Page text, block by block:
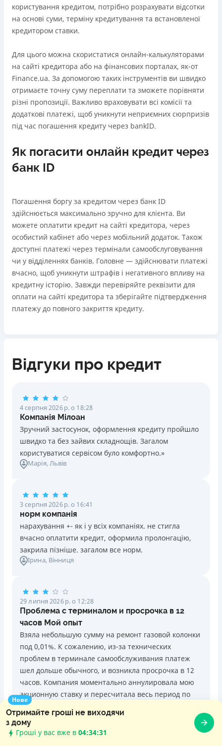
Нове
Отримайте гроші не виходячи
з дому
Гроші у вас вже в 04:34:32
користування кредитом, потрібно розрахувати відсотки
на основі суми, терміну кредитування та встановленої
кредитором ставки.
Для цього можна скористатися онлайн-калькуляторами
на сайті кредитора або на фінансових порталах, як-от
Finance.ua. За допомогою таких інструментів ви швидко
отримаєте точну суму переплати та зможете порівняти
різні пропозиції. Важливо враховувати всі комісії та
додаткові платежі, щоб уникнути неприємних сюрпризів
під час погашення кредиту через bankID.
Як погасити онлайн кредит через
банк ID
Погашення боргу за кредитом через банк ID
здійснюється максимально зручно для клієнта. Ви
можете оплатити кредит на сайті кредитора, через
особистий кабінет або через мобільний додаток. Також
доступні платежі через термінали самообслуговування
чи у відділеннях банків. Головне — здійснювати платежі
вчасно, щоб уникнути штрафів і негативного впливу на
кредитну історію. Завжди перевіряйте реквізити для
оплати на сайті кредитора та зберігайте підтвердження
платежу до повного закриття кредиту.
Відгуки про кредит
4 серпня 2026 р. о 18:28
Компанія Мілоан
Зручний застосунок, оформлення кредиту пройшло
швидко та без зайвих складнощів. Загалом
користуватися сервісом було комфортно.»
Марія, Львів
3 серпня 2026 р. о 16:41
норм компанія
нарахування +- як і у всіх компаніях. не стигла
вчасно оплатити кредит, оформила пролонгацію,
закрила пізніше. загалом все норм.
Ірина, Вінниця
29 липня 2026 р. о 12:28
Проблема с терминалом и просрочка в 12
часов Мой опыт
Взяла небольшую сумму на ремонт газовой колонки
под 0,01%. К сожалению, из-за технических
проблем в терминале самообслуживания платеж
шел дольше обычного, и возникла просрочка в 12
часов. Компания моментально аннулировала мою
акционную ставку и пересчитала весь период по
стандартному, очень высокому тарифу. Мои
объяснения и чек из терминала никто слушать не
захотел. Сервис абсолютно не идет навстречу